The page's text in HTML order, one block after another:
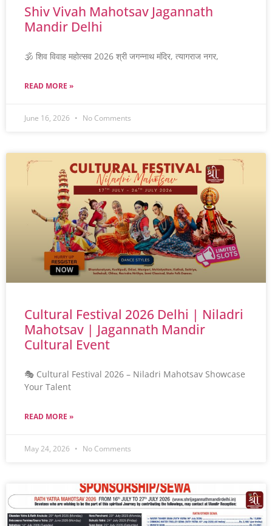
Shiv Vivah Mahotsav Jagannath
Mandir Delhi
🕉️ शिव विवाह महोत्सव 2026 श्री जगन्नाथ मंदिर, त्यागराज नगर,
READ MORE »
June 16, 2026 No Comments
Cultural Festival 2026 Delhi | Niladri
Mahotsav | Jagannath Mandir
Cultural Event
🎭 Cultural Festival 2026 – Niladri Mahotsav Showcase
Your Talent
READ MORE »
May 24, 2026 No Comments